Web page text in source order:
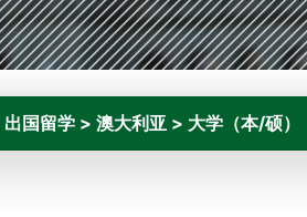
出国留学 > 澳大利亚 > 大学（本/硕）